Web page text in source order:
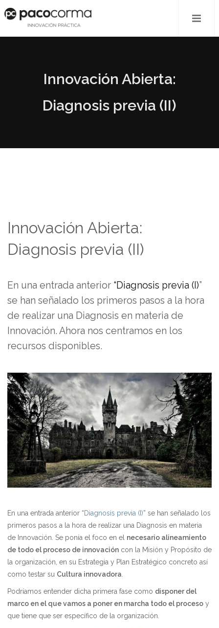
Innovación Abierta:
Diagnosis previa (II)
Innovación Abierta:
Diagnosis previa (II)
En una entrada anterior “Diagnosis previa (I)”
se han señalado los primeros pasos a la hora
de realizar una Diagnosis en materia de
Innovación. Ahora nos centramos en los
recursos disponibles.
En una entrada anterior “Diagnosis previa (I)” se han señalado los
primeros pasos a la hora de realizar una Diagnosis en materia
de Innovación. Se ponía el foco en el necesario alineamiento
de todo el proceso de innovación con la Misión y Propósito de
la organización, en su Estrategia y Plan Estratégico concreto así
como testar su Cultura innovadora
Podríamos entender dicha primera fase como disponer del
marco en el que vamos a poner en marcha todo el proceso y
que tiene que ser específico de la organización.